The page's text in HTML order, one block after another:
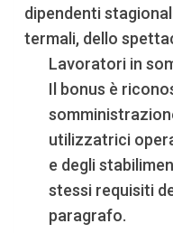
dipendenti
termali, dello
Lavoratori in
Il bonus è
utilizzatrici
e degli
stessi requisiti
paragrafo.